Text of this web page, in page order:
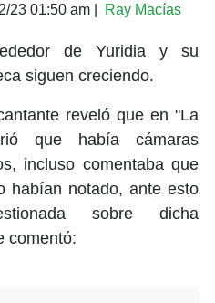
23 01:50 am Ray Macías
de Yuridia y su
siguen creciendo.
reveló que en "La
que había cámaras
incluso comentaba que
habían notado, ante esto
sobre dicha
comentó: